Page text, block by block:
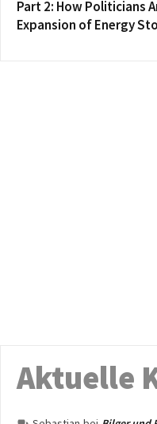
Part 2: How Politicians
Expansion of Energy
Aktuelle